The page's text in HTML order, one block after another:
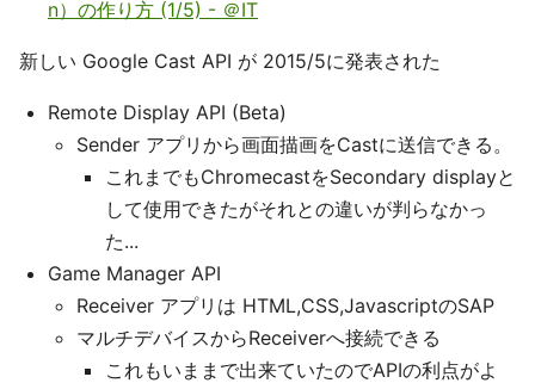
n）の作り方 (1/5) - ＠IT
新しい Google Cast API が 2015/5に発表された
Remote Display API (Beta)
Sender アプリから画面描画をCastに送信できる。
これまでもChromecastをSecondary displayと
して使用できたがそれとの違いが判らなかっ
た...
Game Manager API
Receiver アプリは HTML,CSS,JavascriptのSAP
マルチデバイスからReceiverへ接続できる
これもいままで出来ていたのでAPIの利点がよ